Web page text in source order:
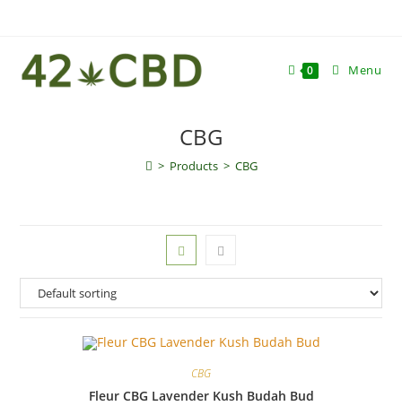
content
0 Menu
CBG
> Products > CBG
CBG
Fleur CBG Lavender Kush Budah Bud